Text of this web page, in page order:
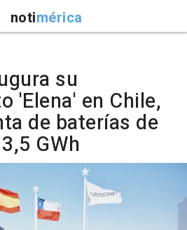
notimérica
su
'Elena' en Chile,
de baterías de
GWh